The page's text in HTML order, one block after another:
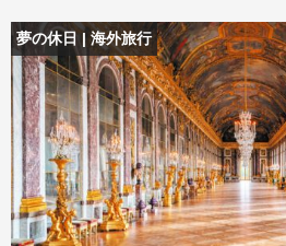
1月
2月 3月
6月
7月 8月
10月
11月
12
ゴールデンウィーク
お盆・夏休み
年
ブランド
冬の国内旅行
1月
9月
10月 11月
お盆・夏休み
年
ブランド
夢の休日 煌
夢の
四季彩紀行
夢の休日 | 海外旅行